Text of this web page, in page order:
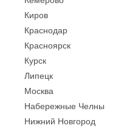
Киров
Краснодар
Красноярск
Курск
Липецк
Москва
Набережные Челны
Нижний Новгород